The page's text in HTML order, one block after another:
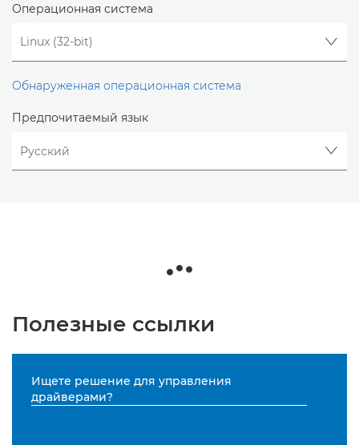
Операционная система
Обнаруженная операционная система
Предпочитаемый язык
Полезные ссылки
Ищете решение для управления
драйверами?